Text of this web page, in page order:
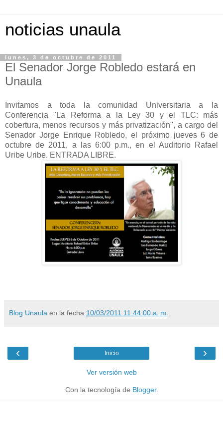
noticias unaula
lunes, 3 de octubre de 2011
El Senador Jorge Robledo estará en
Unaula
Invitamos a toda la comunidad Universitaria a la
Conferencia "La Reforma a la Ley 30 y el TLC: más
cobertura, menos recursos y más privatización", a cargo del
Senador Jorge Enrique Robledo, el próximo jueves 6 de
octubre de 2011, a las 6:00 p.m., en el Auditorio Rafael
Uribe Uribe. ENTRADA LIBRE.
Blog Unaula en la fecha 10/03/2011 11:44:00 a. m.
‹ ›
Inicio
Ver versión web
Con la tecnología de Blogger.